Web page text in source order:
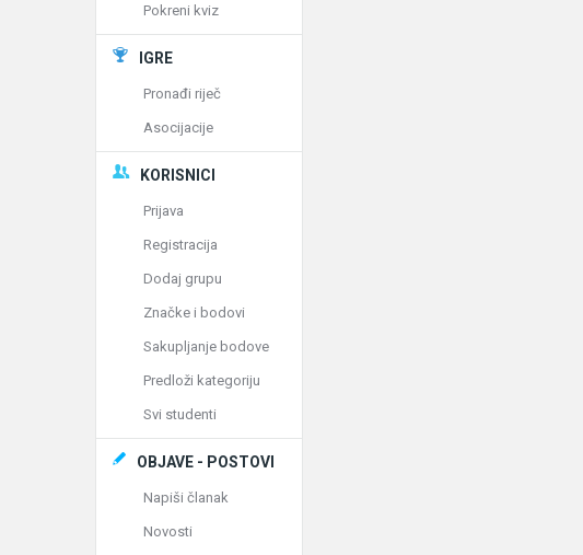
Pokreni kviz
IGRE
Pronađi riječ
Asocijacije
KORISNICI
Prijava
Registracija
Dodaj grupu
Značke i bodovi
Sakupljanje bodove
Predloži kategoriju
Svi studenti
OBJAVE - POSTOVI
Napiši članak
Novosti